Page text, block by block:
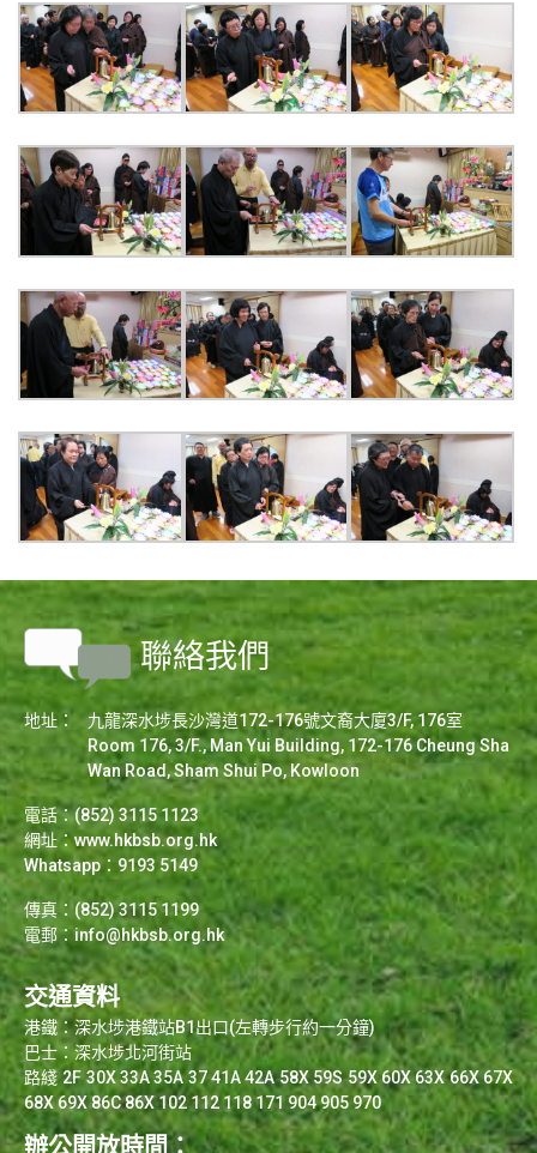
聯絡我們
地址：
九龍深水埗長沙灣道172-176號文裔大廈3/F, 176室
Room 176, 3/F., Man Yui Building, 172-176 Cheung Sha
Wan Road, Sham Shui Po, Kowloon
電話：(852) 3115 1123
網址：www.hkbsb.org.hk
Whatsapp：9193 5149
傳真：(852) 3115 1199
電郵：info@hkbsb.org.hk
交通資料
港鐵：深水埗港鐵站B1出口(左轉步行約一分鐘)
巴士：深水埗北河街站
路綫 2F 30X 33A 35A 37 41A 42A 58X 59S 59X 60X 63X 66X 67X
68X 69X 86C 86X 102 112 118 171 904 905 970
辦公開放時間：